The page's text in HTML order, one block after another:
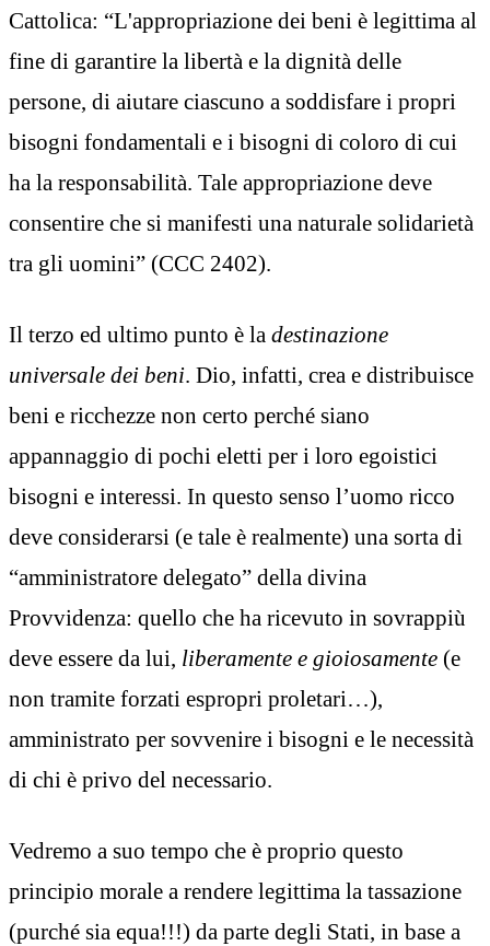
Cattolica: “L'appropriazione dei beni è legittima al
fine di garantire la libertà e la dignità delle
persone, di aiutare ciascuno a soddisfare i propri
bisogni fondamentali e i bisogni di coloro di cui
ha la responsabilità. Tale appropriazione deve
consentire che si manifesti una naturale solidarietà
tra gli uomini” (CCC 2402).
Il terzo ed ultimo punto è la destinazione
universale dei beni. Dio, infatti, crea e distribuisce
beni e ricchezze non certo perché siano
appannaggio di pochi eletti per i loro egoistici
bisogni e interessi. In questo senso l’uomo ricco
deve considerarsi (e tale è realmente) una sorta di
“amministratore delegato” della divina
Provvidenza: quello che ha ricevuto in sovrappiù
deve essere da lui, liberamente e gioiosamente (e
non tramite forzati espropri proletari…),
amministrato per sovvenire i bisogni e le necessità
di chi è privo del necessario.
Vedremo a suo tempo che è proprio questo
principio morale a rendere legittima la tassazione
(purché sia equa!!!) da parte degli Stati, in base a